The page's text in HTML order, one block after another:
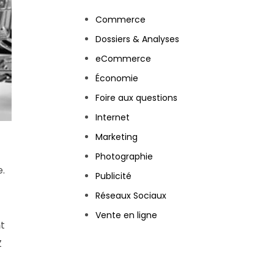
Commerce
Dossiers & Analyses
eCommerce
Économie
Foire aux questions
Internet
Marketing
Photographie
Publicité
Réseaux Sociaux
Vente en ligne